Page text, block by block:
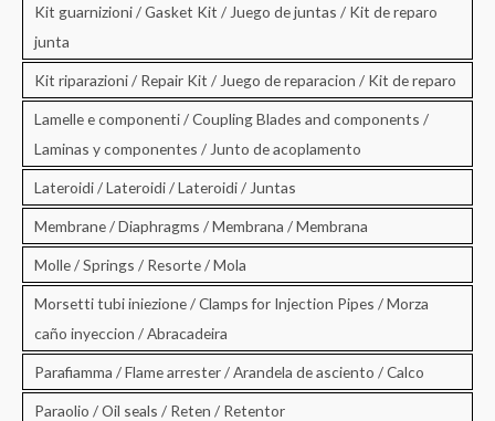
Kit guarnizioni / Gasket Kit / Juego de juntas / Kit de reparo
junta
Kit riparazioni / Repair Kit / Juego de reparacion / Kit de reparo
Lamelle e componenti / Coupling Blades and components /
Laminas y componentes / Junto de acoplamento
Lateroidi / Lateroidi / Lateroidi / Juntas
Membrane / Diaphragms / Membrana / Membrana
Molle / Springs / Resorte / Mola
Morsetti tubi iniezione / Clamps for Injection Pipes / Morza
caño inyeccion / Abracadeira
Parafiamma / Flame arrester / Arandela de asciento / Calco
Paraolio / Oil seals / Reten / Retentor